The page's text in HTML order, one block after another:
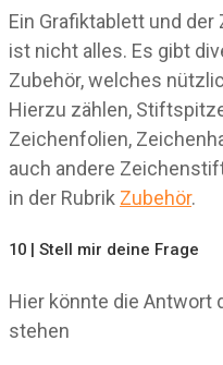
Ein Grafiktablett und
ist nicht alles. Es gibt
Zubehör, welches
Hierzu zählen,
Zeichenfolien,
auch andere
in der Rubrik Zubehör.
10 | Stell mir deine Frage
Hier könnte die Antwort
stehen